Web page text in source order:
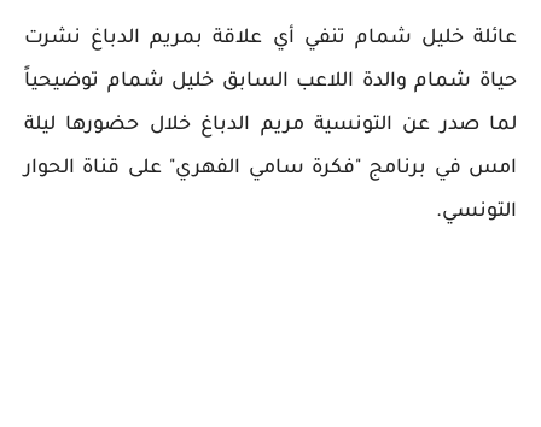
عائلة خليل شمام تنفي أي علاقة بمريم الدباغ نشرت
حياة شمام والدة اللاعب السابق خليل شمام توضيحياً
لما صدر عن التونسية مريم الدباغ خلال حضورها ليلة
امس في برنامج "فكرة سامي الفهري" على قناة الحوار
التونسي.